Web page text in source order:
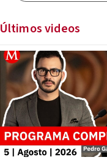
Últimos videos